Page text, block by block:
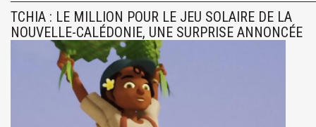
TCHIA : LE MILLION POUR LE JEU SOLAIRE DE LA
NOUVELLE-CALÉDONIE, UNE SURPRISE ANNONCÉE